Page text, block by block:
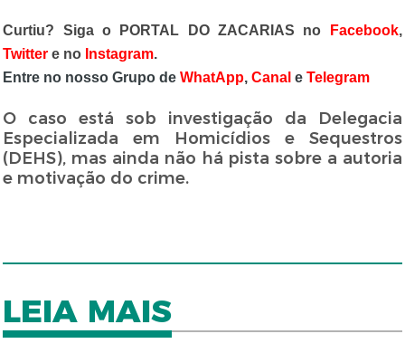
Curtiu? Siga o PORTAL DO ZACARIAS no Facebook,
Twitter e no Instagram.
Entre no nosso Grupo deWhatApp,Canal eTelegram
O caso está sob investigação da Delegacia
Especializada em Homicídios e Sequestros
(DEHS), mas ainda não há pista sobre a autoria
e motivação do crime.
LEIA MAIS